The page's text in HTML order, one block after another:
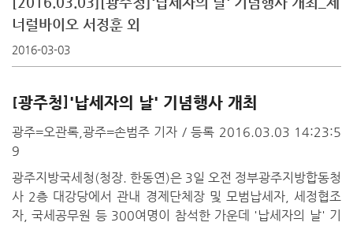
너럴바이오 서정훈 외
2016-03-03
[광주청]'납세자의 날' 기념행사 개최
광주=오관록,광주=손범주 기자 / 등록 2016.03.03 14:23:5
9
광주지방국세청(청장. 한동연)은 3일 오전 정부광주지방합동청
사 2층 대강당에서 관내 경제단체장 및 모범납세자, 세정협조
자, 국세공무원 등 300여명이 참석한 가운데 '납세자의 날' 기